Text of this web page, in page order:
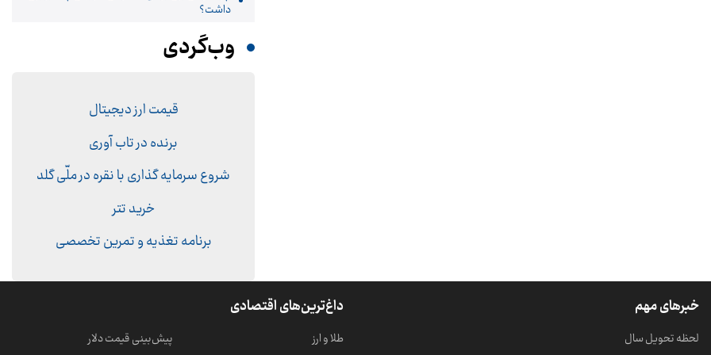
داشت؟
وب‌گردی
قیمت ارز دیجیتال
برنده در تاب آوری
شروع سرمایه گذاری با نقره در ملّی گلد
خرید تتر
برنامه تغذیه و تمرین تخصصی
خبرهای مهم
لحظه تحویل سال
داغ‌ترین‌های اقتصادی
طلا و ارز پیش‌بینی قیمت دلار